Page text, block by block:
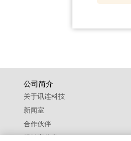
公司简介
关于讯连科技
新闻室
合作伙伴
经销商信息